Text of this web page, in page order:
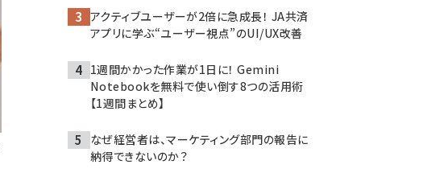
アクティブユーザーが2倍に急成長！ JA共済
アプリに学ぶ“ユーザー視点”のUI/UX改善
1週間かかった作業が1日に！ Gemini
Notebookを無料で使い倒す8つの活用術
【1週間まとめ】
なぜ経営者は、マーケティング部門の報告に
納得できないのか？